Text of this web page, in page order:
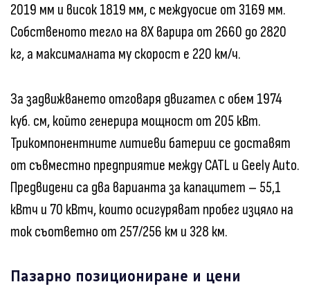
2019 мм и висок 1819 мм, с междуосие от 3169 мм.
Собственото тегло на 8X варира от 2660 до 2820
кг, а максималната му скорост е 220 км/ч.
За задвижването отговаря двигател с обем 1974
куб. см, който генерира мощност от 205 кВт.
Трикомпонентните литиеви батерии се доставят
от съвместно предприятие между CATL и Geely Auto.
Предвидени са два варианта за капацитет – 55,1
кВтч и 70 кВтч, които осигуряват пробег изцяло на
ток съответно от 257/256 км и 328 км.
Пазарно позициониране и цени